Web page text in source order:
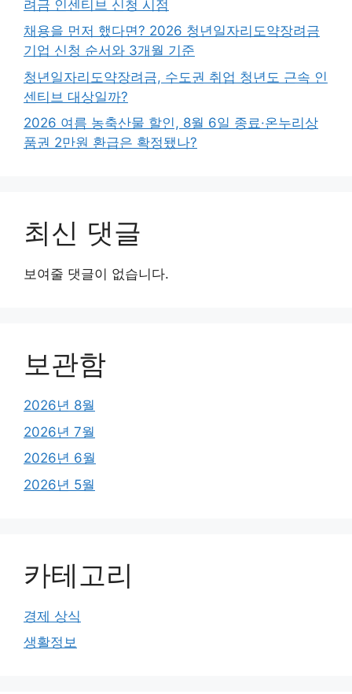
려금 인센티브 신청 시점
채용을 먼저 했다면? 2026 청년일자리도약장려금
기업 신청 순서와 3개월 기준
청년일자리도약장려금, 수도권 취업 청년도 근속 인
센티브 대상일까?
2026 여름 농축산물 할인, 8월 6일 종료·온누리상
품권 2만원 환급은 확정됐나?
최신 댓글
보여줄 댓글이 없습니다.
보관함
2026년 8월
2026년 7월
2026년 6월
2026년 5월
카테고리
경제 상식
생활정보